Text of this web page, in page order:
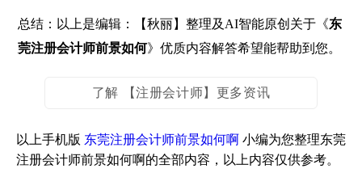
总结：以上是编辑：【秋丽】整理及AI智能原创关于《东
莞注册会计师前景如何》优质内容解答希望能帮助到您。
了解 【注册会计师】更多资讯
以上手机版 东莞注册会计师前景如何啊 小编为您整理东莞
注册会计师前景如何啊的全部内容，以上内容仅供参考。